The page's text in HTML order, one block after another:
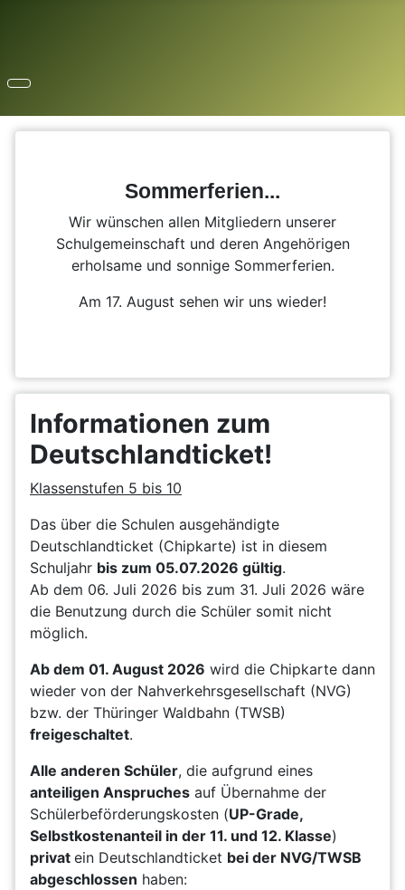
Sommerferien...
Wir wünschen allen Mitgliedern unserer
Schulgemeinschaft und deren Angehörigen
erholsame und sonnige Sommerferien.
Am 17. August sehen wir uns wieder!
Informationen zum
Deutschlandticket!
Klassenstufen 5 bis 10
Das über die Schulen ausgehändigte
Deutschlandticket (Chipkarte) ist in diesem
Schuljahr bis zum 05.07.2026 gültig.
Ab dem 06. Juli 2026 bis zum 31. Juli 2026 wäre
die Benutzung durch die Schüler somit nicht
möglich.
Ab dem 01. August 2026 wird die Chipkarte dann
wieder von der Nahverkehrsgesellschaft (NVG)
bzw. der Thüringer Waldbahn (TWSB)
freigeschaltet.
Alle anderen Schüler, die aufgrund eines
anteiligen Anspruches auf Übernahme der
Schülerbeförderungskosten (UP-Grade,
Selbstkostenanteil in der 11. und 12. Klasse)
privat ein Deutschlandticket bei der NVG/TWSB
abgeschlossen haben: